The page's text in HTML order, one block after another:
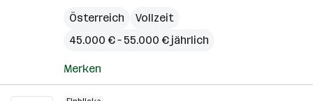
Österreich
Vollzeit
45.000 € – 55.000 € jährlich
Merken